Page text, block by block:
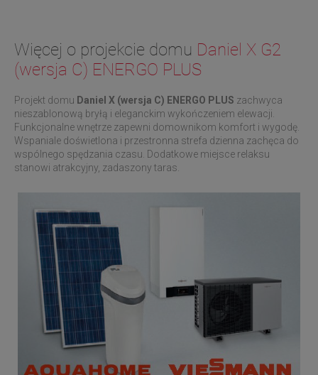
Więcej o projekcie domu Daniel X G2
(wersja C) ENERGO PLUS
Projekt domu Daniel X (wersja C) ENERGO PLUS zachwyca
nieszablonową bryłą i eleganckim wykończeniem elewacji.
Funkcjonalne wnętrze zapewni domownikom komfort i wygodę.
Wspaniale doświetlona i przestronna strefa dzienna zachęca do
wspólnego spędzania czasu. Dodatkowe miejsce relaksu
stanowi atrakcyjny, zadaszony taras.